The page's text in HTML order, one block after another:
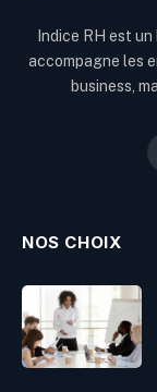
Indice RH est
accompagne les
business,
NOS CHOIX